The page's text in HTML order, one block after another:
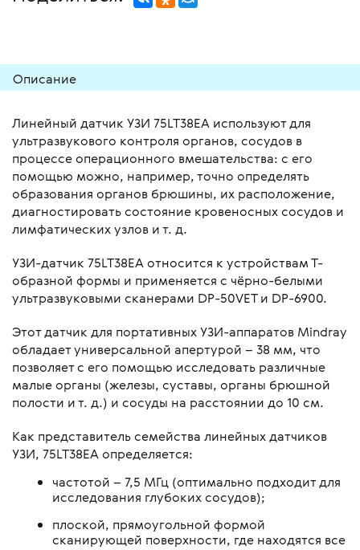
Описание
Линейный датчик УЗИ 75LT38EA используют для
ультразвукового контроля органов, сосудов в
процессе операционного вмешательства: с его
помощью можно, например, точно определять
образования органов брюшины, их расположение,
диагностировать состояние кровеносных сосудов и
лимфатических узлов и т. д.
УЗИ-датчик 75LT38EA относится к устройствам Т-
образной формы и применяется с чёрно-белыми
ультразвуковыми сканерами DP-50VET и DP-6900.
Этот датчик для портативных УЗИ-аппаратов Mindray
обладает универсальной апертурой – 38 мм, что
позволяет с его помощью исследовать различные
малые органы (железы, суставы, органы брюшной
полости и т. д.) и сосуды на расстоянии до 10 см.
Как представитель семейства линейных датчиков
УЗИ, 75LT38EA определяется:
частотой – 7,5 МГц (оптимально подходит для
исследования глубоких сосудов);
плоской, прямоугольной формой
сканирующей поверхности, где находятся все